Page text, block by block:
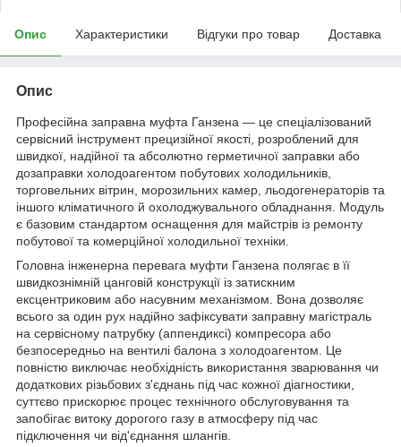
Опис Характеристики Відгуки про товар Доставка
Опис
Професійна заправна муфта Ганзена — це спеціалізований
сервісний інструмент прецизійної якості, розроблений для
швидкої, надійної та абсолютно герметичної заправки або
дозаправки холодоагентом побутових холодильників,
торговельних вітрин, морозильних камер, льодогенераторів та
іншого кліматичного й охолоджувального обладнання. Модуль
є базовим стандартом оснащення для майстрів із ремонту
побутової та комерційної холодильної техніки.
Головна інженерна перевага муфти Ганзена полягає в її
швидкознімній цанговій конструкції із затискним
ексцентриковим або насувним механізмом. Вона дозволяє
всього за один рух надійно зафіксувати заправну магістраль
на сервісному патрубку (аппендиксі) компресора або
безпосередньо на вентилі балона з холодоагентом. Це
повністю виключає необхідність використання зварювання чи
додаткових різьбових з'єднань під час кожної діагностики,
суттєво прискорює процес технічного обслуговування та
запобігає витоку дорогого газу в атмосферу під час
підключення чи від'єднання шлангів.